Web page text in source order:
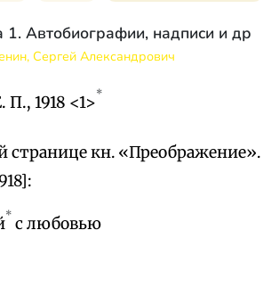
1. Автобиографии, надписи и др
Сергей Александрович
П., 1918 <1>*
странице кн. «Преображение».
* с любовью